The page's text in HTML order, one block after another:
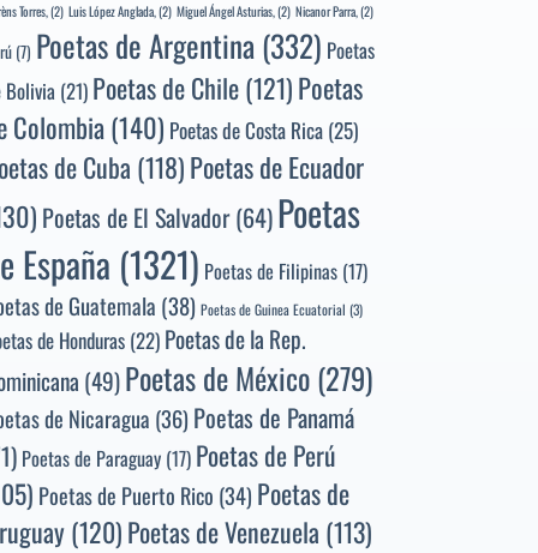
Torres,(2) Luis López Anglada,(2) Miguel Ángel Asturias,(2) Nicanor Parra,(2)
(7) Poetas de Argentina(332) Poetas
Bolivia(21) Poetas de Chile(121)Poetas
Colombia(140) Poetas de Costa Rica(25)
de Cuba (118)Poetas de Ecuador
Poetas de El Salvador(64)Poetas
España (1321) Poetas de Filipinas (17)
de Guatemala (38) Poetas de Guinea Ecuatorial (3)
de Honduras(22) Poetas de la Rep.
(49)Poetas de México(279)
de Nicaragua (36) Poetas de Panamá
Poetas de Paraguay (17) Poetas de Perú
Poetas de Puerto Rico (34) Poetas de
(120)Poetas de Venezuela (113)